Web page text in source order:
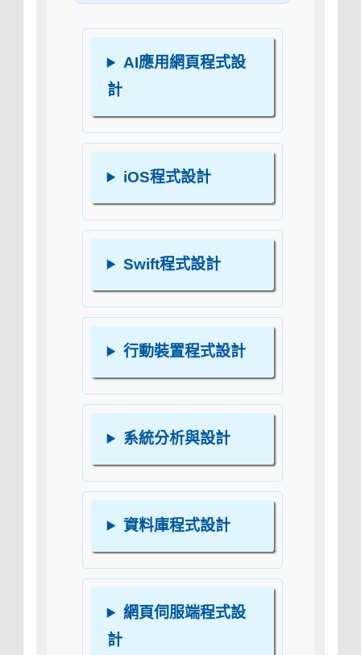
AI應用網頁程式設
計
iOS程式設計
Swift程式設計
行動裝置程式設計
系統分析與設計
資料庫程式設計
網頁伺服端程式設
計